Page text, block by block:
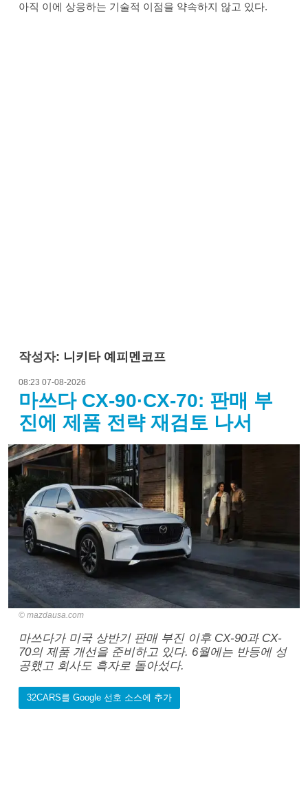
아직 이에 상응하는 기술적 이점을 약속하지 않고 있다.
작성자: 니키타 예피멘코프
08:23 07-08-2026
마쓰다 CX-90·CX-70: 판매 부
진에 제품 전략 재검토 나서
mazdausa.com
마쓰다가 미국 상반기 판매 부진 이후 CX-90과 CX-
70의 제품 개선을 준비하고 있다. 6월에는 반등에 성
공했고 회사도 흑자로 돌아섰다.
32CARS를 Google 선호 소스에 추가